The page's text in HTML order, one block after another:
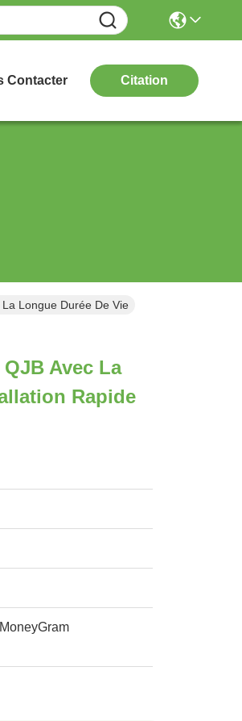
Contacter Citation
Longue Durée De Vie
Avec La
Rapide